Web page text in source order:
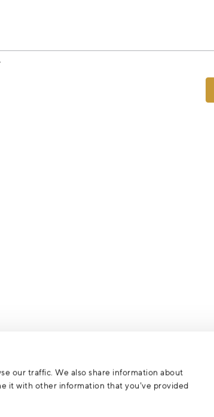
our traffic. We also share information about
it with other information that you’ve provided